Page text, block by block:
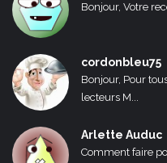
Bonjour, Votre
cordonbleu75
Bonjour, Pour
lecteurs M...
Arlette Auduc
Comment faire